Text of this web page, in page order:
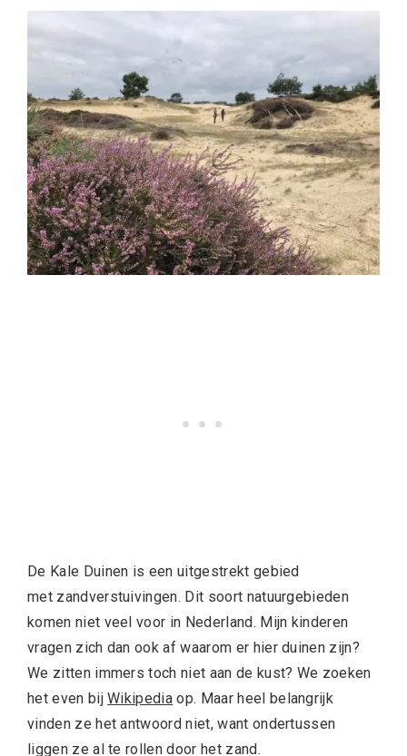
De Kale Duinen is een uitgestrekt gebied
met zandverstuivingen. Dit soort natuurgebieden
komen niet veel voor in Nederland. Mijn kinderen
vragen zich dan ook af waarom er hier duinen zijn?
We zitten immers toch niet aan de kust? We zoeken
het even bijWikipedia op. Maar heel belangrijk
vinden ze het antwoord niet, want ondertussen
liggen ze al te rollen door het zand.